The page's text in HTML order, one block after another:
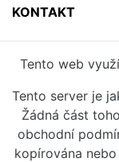
KONTAKT
Tento web
Tento server je
Žádná část
obchodní
kopírována